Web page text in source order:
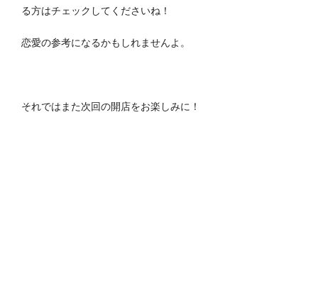
る方はチェックしてくださいね！
恋愛の参考になるかもしれませんよ。
それではまた次回の開店をお楽しみに！